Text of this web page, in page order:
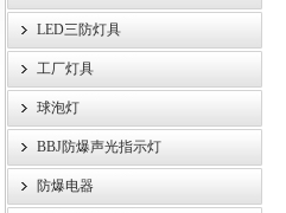
LED三防灯具
工厂灯具
球泡灯
BBJ防爆声光指示灯
防爆电器